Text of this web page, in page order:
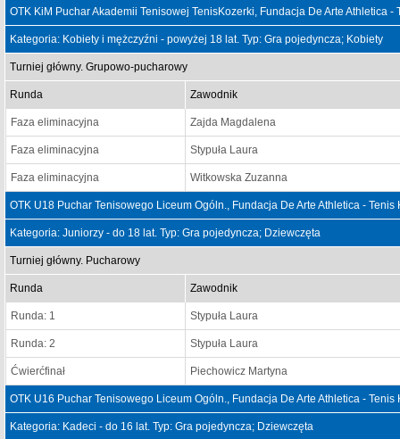
OTK KiM Puchar Akademii Tenisowej TenisKozerki, Fundacja De Arte Athletica
Kategoria: Kobiety i mężczyźni - powyżej 18 lat. Typ: Gra pojedyncza; Kobiety
Turniej główny. Grupowo-pucharowy
Runda Zawodnik
Faza eliminacyjna Zajda Magdalena
Faza eliminacyjna Stypuła Laura
Faza eliminacyjna Witkowska Zuzanna
OTK U18 Puchar Tenisowego Liceum Ogóln., Fundacja De Arte Athletica -
Kategoria: Juniorzy - do 18 lat. Typ: Gra pojedyncza; Dziewczęta
Turniej główny. Pucharowy
Runda Zawodnik
Runda: 1 Stypuła Laura
Runda: 2 Stypuła Laura
Ćwierćfinał Piechowicz Martyna
OTK U16 Puchar Tenisowego Liceum Ogóln., Fundacja De Arte Athletica -
Kategoria: Kadeci - do 16 lat. Typ: Gra pojedyncza; Dziewczęta